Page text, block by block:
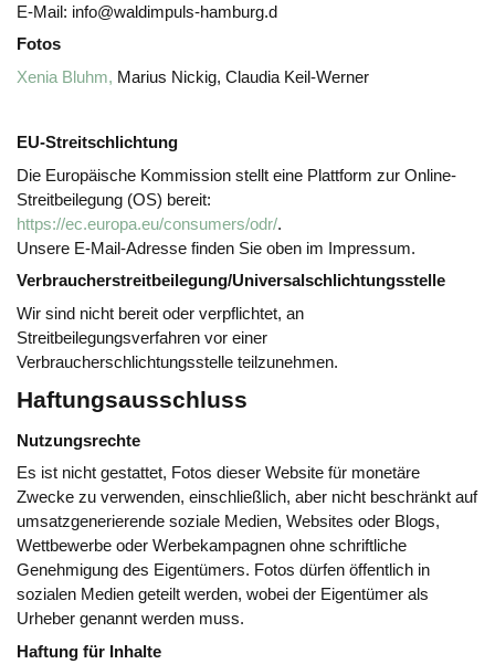
E-Mail: info@waldimpuls-hamburg.d
Fotos
Xenia Bluhm, Marius Nickig, Claudia Keil-Werner
EU-Streitschlichtung
Die Europäische Kommission stellt eine Plattform zur Online-
Streitbeilegung (OS) bereit:
https://ec.europa.eu/consumers/odr/.
Unsere E-Mail-Adresse finden Sie oben im Impressum.
Verbraucher­streit­beilegung/Universal­schlichtungs­stelle
Wir sind nicht bereit oder verpflichtet, an
Streitbeilegungsverfahren vor einer
Verbraucherschlichtungsstelle teilzunehmen.
Haftungsausschluss
Nutzungsrechte
Es ist nicht gestattet, Fotos dieser Website für monetäre
Zwecke zu verwenden, einschließlich, aber nicht beschränkt auf
umsatzgenerierende soziale Medien, Websites oder Blogs,
Wettbewerbe oder Werbekampagnen ohne schriftliche
Genehmigung des Eigentümers. Fotos dürfen öffentlich in
sozialen Medien geteilt werden, wobei der Eigentümer als
Urheber genannt werden muss.
Haftung für Inhalte